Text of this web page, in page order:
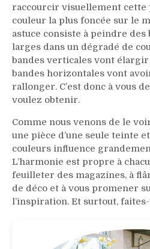
raccourcir visuellement cette
couleur la plus foncée sur le
astuce consiste à peindre des
larges dans un dégradé de
bandes verticales vont élargir
bandes horizontales vont
rallonger. C’est donc à vous
voulez obtenir.
Comme nous venons de le
une pièce d’une seule teinte
couleurs influence
L’harmonie est propre à
feuilleter des magazines, à
de déco et à vous promener
l’inspiration. Et surtout,